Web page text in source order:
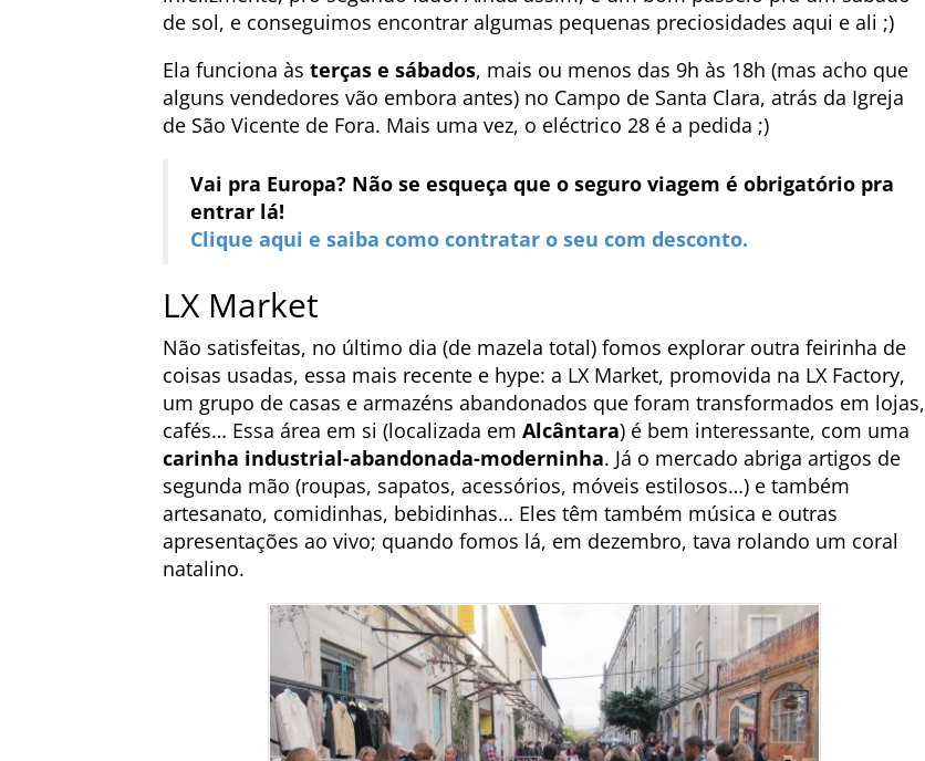
de sol, e conseguimos encontrar algumas pequenas preciosidades aqui e ali ;)
Ela funciona às terças e sábados, mais ou menos das 9h às 18h (mas acho que
alguns vendedores vão embora antes) no Campo de Santa Clara, atrás da Igreja
de São Vicente de Fora. Mais uma vez, o eléctrico 28 é a pedida ;)
Vai pra Europa? Não se esqueça que o seguro viagem é obrigatório pra
entrar lá!
Clique aqui e saiba como contratar o seu com desconto.
LX Market
Não satisfeitas, no último dia (de mazela total) fomos explorar outra feirinha de
coisas usadas, essa mais recente e hype: a LX Market, promovida na LX Factory,
um grupo de casas e armazéns abandonados que foram transformados em lojas,
cafés… Essa área em si (localizada em Alcântara) é bem interessante, com uma
carinha industrial-abandonada-moderninha. Já o mercado abriga artigos de
segunda mão (roupas, sapatos, acessórios, móveis estilosos…) e também
artesanato, comidinhas, bebidinhas… Eles têm também música e outras
apresentações ao vivo; quando fomos lá, em dezembro, tava rolando um coral
natalino.